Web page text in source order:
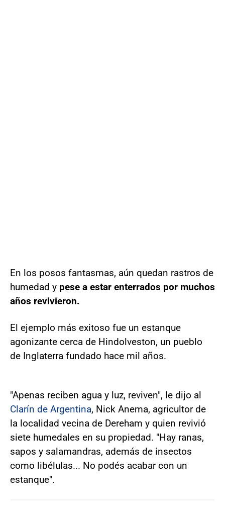
En los posos fantasmas, aún quedan rastros de
humedad y pese a estar enterrados por muchos
años revivieron.
El ejemplo más exitoso fue un estanque
agonizante cerca de Hindolveston, un pueblo
de Inglaterra fundado hace mil años.
"Apenas reciben agua y luz, reviven", le dijo al
Clarín de Argentina, Nick Anema, agricultor de
la localidad vecina de Dereham y quien revivió
siete humedales en su propiedad. "Hay ranas,
sapos y salamandras, además de insectos
como libélulas... No podés acabar con un
estanque".